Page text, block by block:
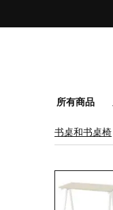
所有商品
书桌和书桌椅